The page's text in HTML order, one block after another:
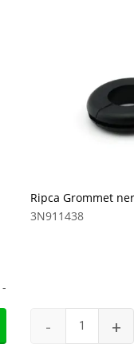
-
Ripca Grommet
3N911438
- +